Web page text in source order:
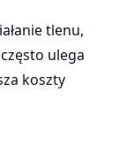
tlenu,
ulega
koszty